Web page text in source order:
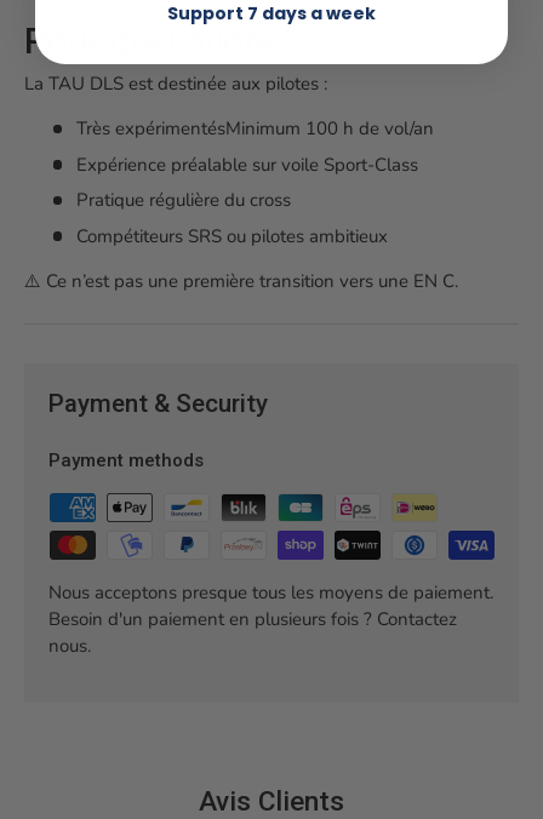
Pour quel pilote ?
La TAU DLS est destinée aux pilotes :
Très expérimentésMinimum 100 h de vol/an
Expérience préalable sur voile Sport-Class
Pratique régulière du cross
Compétiteurs SRS ou pilotes ambitieux
⚠️ Ce n’est pas une première transition vers une EN C.
Payment & Security
Payment methods
Nous acceptons presque tous les moyens de paiement.
Besoin d'un paiement en plusieurs fois ? Contactez
nous.
Avis Clients
Support 7 days a week